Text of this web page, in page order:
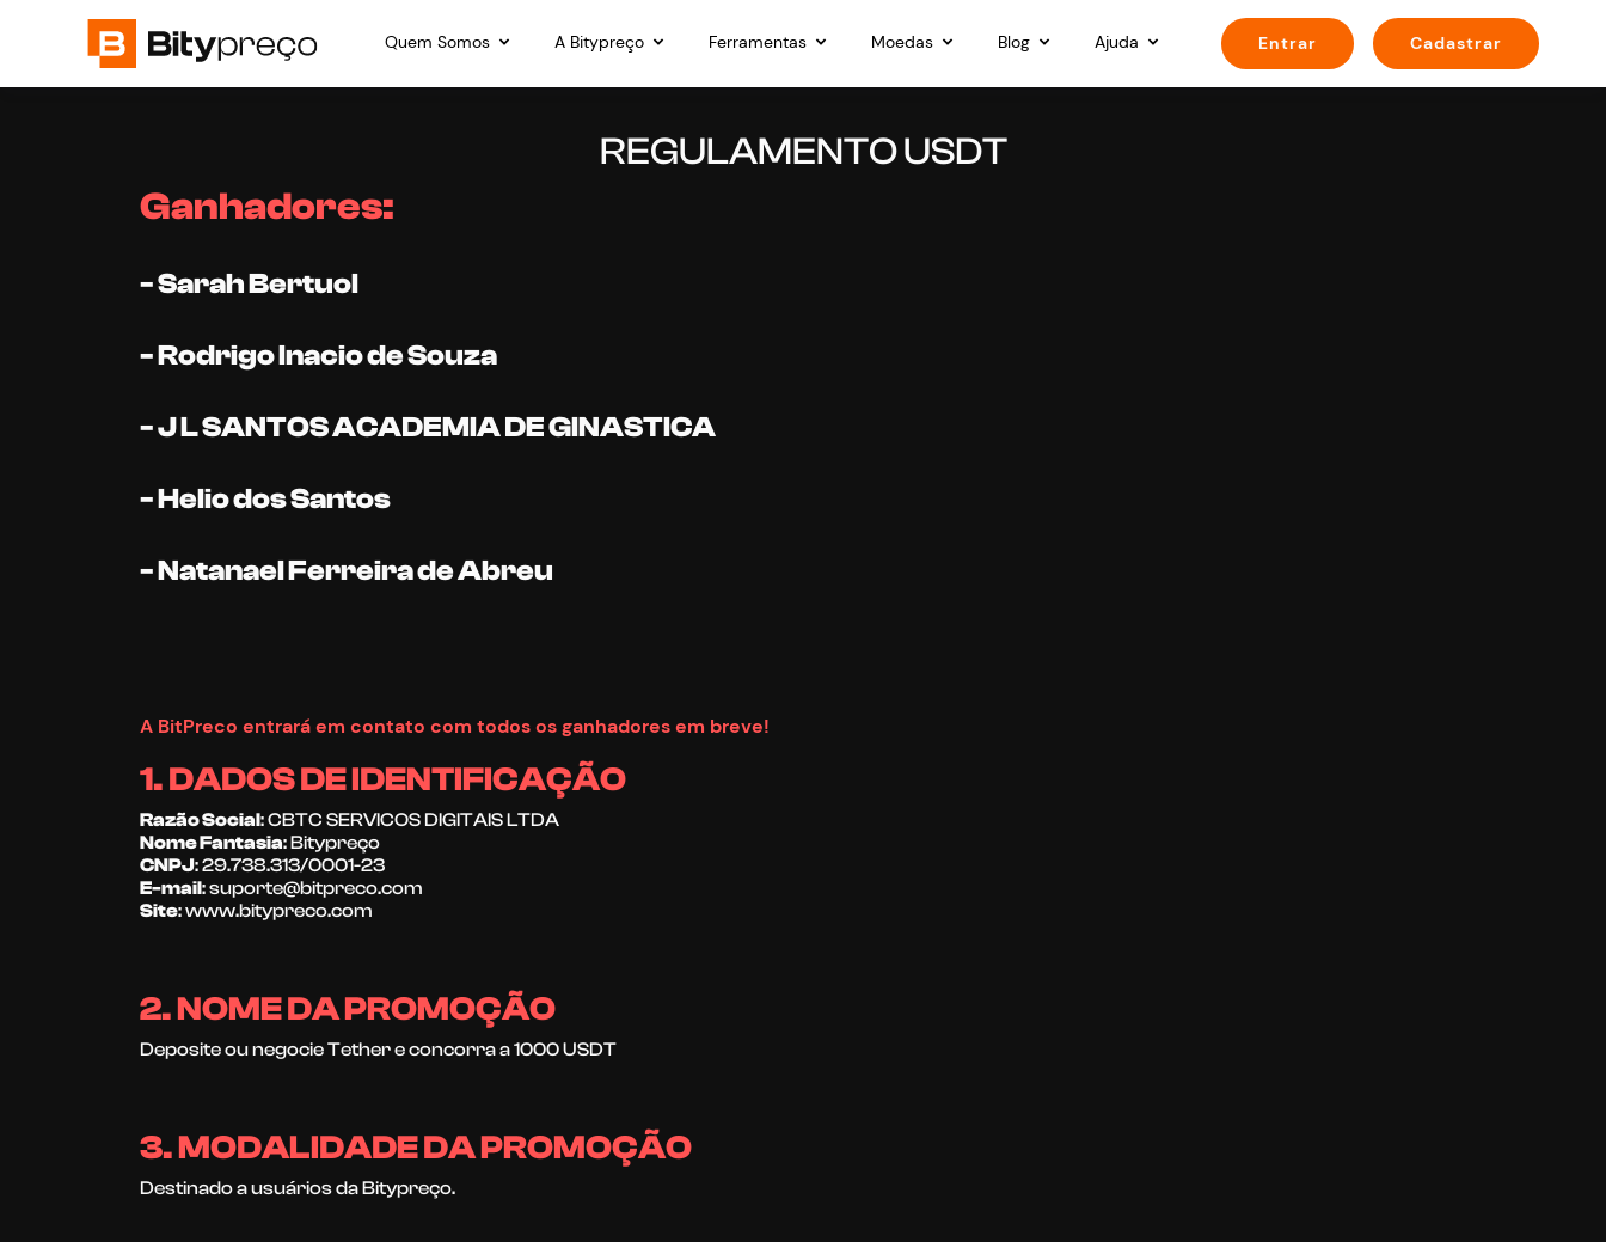
Quem Somos A Bitypreço Ferramentas Moedas Blog Ajuda Entrar Cadastrar
REGULAMENTO USDT
Ganhadores:
- Sarah Bertuol
- Rodrigo Inacio de Souza
- J L SANTOS ACADEMIA DE GINASTICA
- Helio dos Santos
- Natanael Ferreira de Abreu
A BitPreco entrará em contato com todos os ganhadores em breve!
1. DADOS DE IDENTIFICAÇÃO
Razão Social: CBTC SERVICOS DIGITAIS LTDA
Nome Fantasia: Bitypreço
CNPJ: 29.738.313/0001-23
E-mail:suporte@bitpreco.com
Site: www.bitypreco.com
2. NOME DA PROMOÇÃO
Deposite ou negocie Tether e concorra a 1000 USDT
3. MODALIDADE DA PROMOÇÃO
Destinado a usuários da Bitypreço.